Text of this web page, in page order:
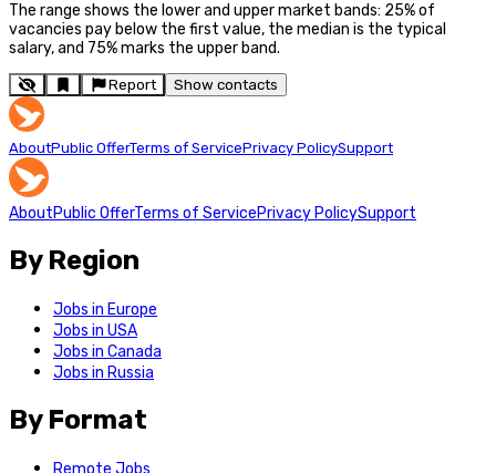
The range shows the lower and upper market bands: 25% of
vacancies pay below the first value, the median is the typical
salary, and 75% marks the upper band.
Report Show contacts
AboutPublic OfferTerms of ServicePrivacy PolicySupport
AboutPublic OfferTerms of ServicePrivacy PolicySupport
By Region
Jobs in Europe
Jobs in USA
Jobs in Canada
Jobs in Russia
By Format
Remote Jobs